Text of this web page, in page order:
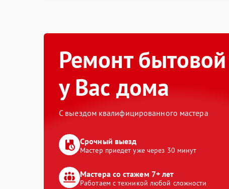
Ремонт
у Вас дома
С выездом квалифицированного мастера
Срочный выезд
Мастер приедет уже через 30 минут
Мастера со стажем 7+ лет
Работаем с техникой любой сложности